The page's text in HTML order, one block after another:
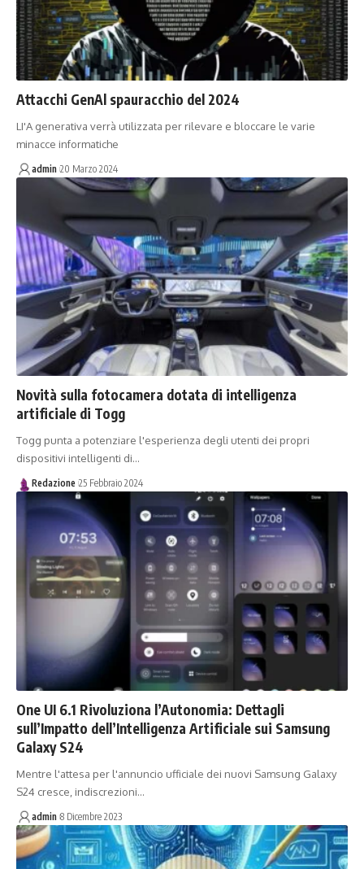
Attacchi GenAl spauracchio del 2024
LI'A generativa verrà utilizzata per rilevare e bloccare le varie
minacce informatiche
admin 20 Marzo 2024
Novità sulla fotocamera dotata di intelligenza
artificiale di Togg
Togg punta a potenziare l'esperienza degli utenti dei propri
dispositivi intelligenti di…
Redazione 25 Febbraio 2024
One UI 6.1 Rivoluziona l’Autonomia: Dettagli
sull’Impatto dell’Intelligenza Artificiale sui Samsung
Galaxy S24
Mentre l'attesa per l'annuncio ufficiale dei nuovi Samsung Galaxy
S24 cresce, indiscrezioni…
admin 8 Dicembre 2023